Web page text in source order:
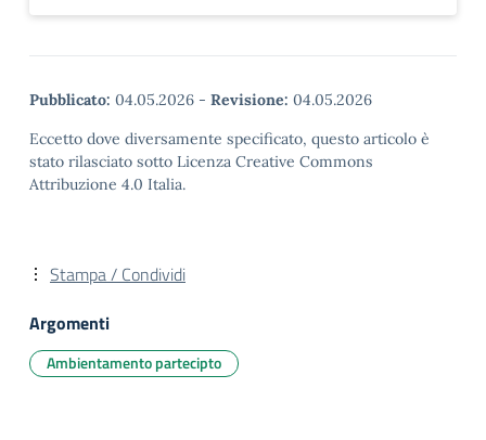
Pubblicato: 04.05.2026 - Revisione: 04.05.2026
Eccetto dove diversamente specificato, questo articolo è
stato rilasciato sotto Licenza Creative Commons
Attribuzione 4.0 Italia.
Stampa / Condividi
Argomenti
Ambientamento partecipto